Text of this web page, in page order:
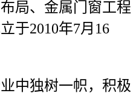
局、金属门窗工程
于2010年7月16
独树一帜，积极